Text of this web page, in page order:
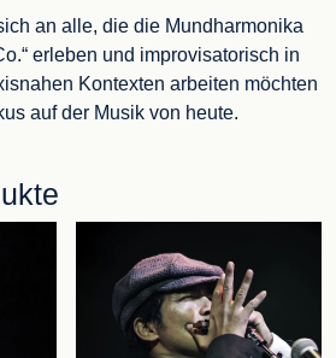
an alle, die die Mundharmonika
erleben und improvisatorisch in
Kontexten arbeiten möchten
auf der Musik von heute.